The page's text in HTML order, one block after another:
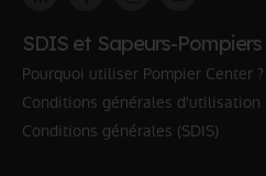
SDIS et Sapeurs-Pompiers
Pourquoi utiliser Pompier Center ?
Conditions générales d'utilisation
Conditions générales (SDIS)